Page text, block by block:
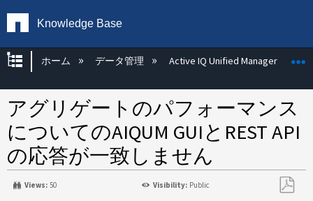
Knowledge Base
グローバル階層を展開/折りたたむ
ホーム データ管理 Active IQ Unified Manager
アグリゲートのパフォーマンス
についてのAIQUM GUIとREST API
の応答が一致しません
Views: 50 Visibility: Public